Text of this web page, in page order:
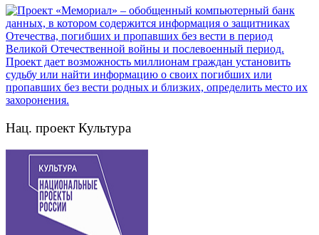
Нац. проект Культура